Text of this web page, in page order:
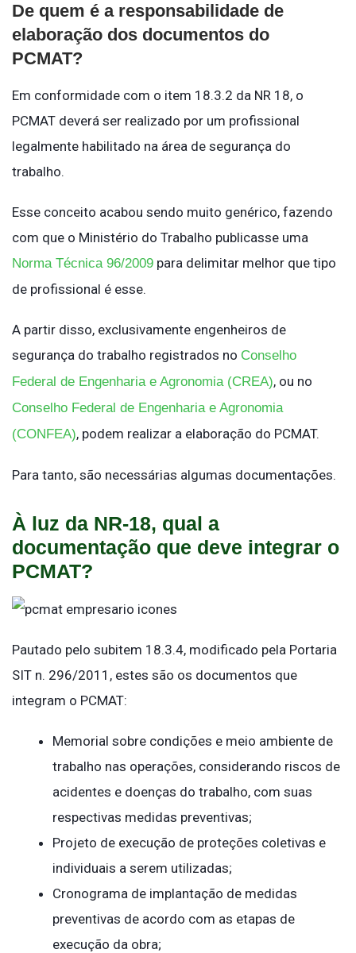
De quem é a responsabilidade de
elaboração dos documentos do
PCMAT?
Em conformidade com o item 18.3.2 da NR 18, o
PCMAT deverá ser realizado por um profissional
legalmente habilitado na área de segurança do
trabalho.
Esse conceito acabou sendo muito genérico, fazendo
com que o Ministério do Trabalho publicasse uma
Norma Técnica 96/2009 para delimitar melhor que tipo
de profissional é esse.
A partir disso, exclusivamente engenheiros de
segurança do trabalho registrados no Conselho
Federal de Engenharia e Agronomia (CREA), ou no
Conselho Federal de Engenharia e Agronomia
(CONFEA), podem realizar a elaboração do PCMAT.
Para tanto, são necessárias algumas documentações.
À luz da NR-18, qual a
documentação que deve integrar o
PCMAT?
Pautado pelo subitem 18.3.4, modificado pela Portaria
SIT n. 296/2011, estes são os documentos que
integram o PCMAT:
Memorial sobre condições e meio ambiente de
trabalho nas operações, considerando riscos de
acidentes e doenças do trabalho, com suas
respectivas medidas preventivas;
Projeto de execução de proteções coletivas e
individuais a serem utilizadas;
Cronograma de implantação de medidas
preventivas de acordo com as etapas de
execução da obra;